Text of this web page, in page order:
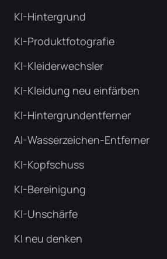
KI-Hintergrund
KI-Produktfotografie
KI-Kleiderwechsler
KI-Kleidung neu einfärben
KI-Hintergrundentferner
AI-Wasserzeichen-Entferner
KI-Kopfschuss
KI-Bereinigung
KI-Unschärfe
KI neu denken